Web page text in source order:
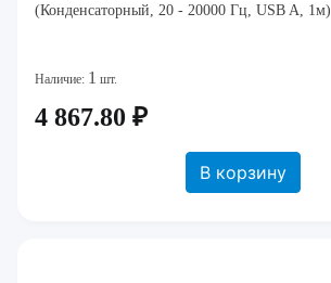
(Конденсаторный, 20 - 20000 Гц, USB A, 1м)
Наличие: 1 шт.
4 867.80 ₽
В корзину